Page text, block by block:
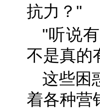
抗力？"
"听说
不是真的
这些困
着各种营